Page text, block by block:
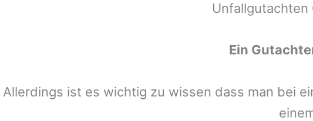
Ein
Allerdings ist es wichtig zu wissen dass man bei